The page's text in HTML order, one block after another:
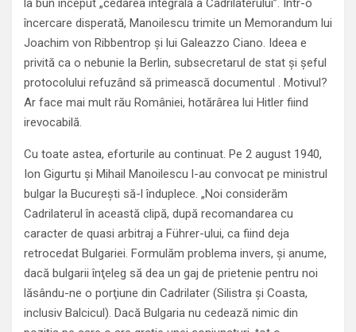
la bun început „cedarea integrală a Cadrilaterului”. Într-o
încercare disperată, Manoilescu trimite un Memorandum lui
Joachim von Ribbentrop și lui Galeazzo Ciano. Ideea e
privită ca o nebunie la Berlin, subsecretarul de stat și șeful
protocolului refuzând să primească documentul . Motivul?
Ar face mai mult rău României, hotărârea lui Hitler fiind
irevocabilă.
Cu toate astea, eforturile au continuat. Pe 2 august 1940,
Ion Gigurtu și Mihail Manoilescu l-au convocat pe ministrul
bulgar la București să-l înduplece. „Noi considerăm
Cadrilaterul în această clipă, după recomandarea cu
caracter de quasi arbitraj a Führer-ului, ca fiind deja
retrocedat Bulgariei. Formulăm problema invers, și anume,
dacă bulgarii înţeleg să dea un gaj de prietenie pentru noi
lăsându-ne o porţiune din Cadrilater (Silistra și Coasta,
inclusiv Balcicul). Dacă Bulgaria nu cedează nimic din